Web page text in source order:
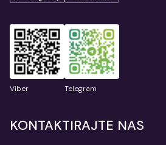
Viber Telegram
KONTAKTIRAJTE NAS